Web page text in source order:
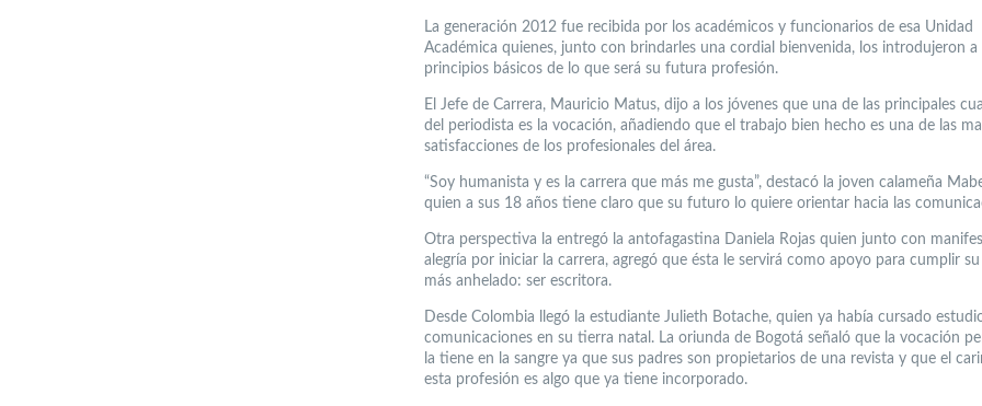
La generación 2012 fue recibida por los académicos y funcionarios de esa Unidad
Académica quienes, junto con brindarles una cordial bienvenida, los introdujeron a
principios básicos de lo que será su futura profesión.
El Jefe de Carrera, Mauricio Matus, dijo a los jóvenes que una de las principales
del periodista es la vocación, añadiendo que el trabajo bien hecho es una de las
satisfacciones de los profesionales del área.
“Soy humanista y es la carrera que más me gusta”, destacó la joven calameña
quien a sus 18 años tiene claro que su futuro lo quiere orientar hacia las
Otra perspectiva la entregó la antofagastina Daniela Rojas quien junto con
alegría por iniciar la carrera, agregó que ésta le servirá como apoyo para cumplir
más anhelado: ser escritora.
Desde Colombia llegó la estudiante Julieth Botache, quien ya había cursado
comunicaciones en su tierra natal. La oriunda de Bogotá señaló que la vocación
la tiene en la sangre ya que sus padres son propietarios de una revista y que el
esta profesión es algo que ya tiene incorporado.